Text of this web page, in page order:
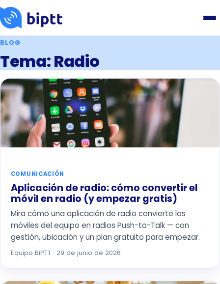
BLOG
Tema: Radio
COMUNICACIÓN
Aplicación de radio: cómo convertir el
móvil en radio (y empezar gratis)
Mira cómo una aplicación de radio convierte los
móviles del equipo en radios Push-to-Talk — con
gestión, ubicación y un plan gratuito para empezar.
Equipo BiPTT · 29 de junio de 2026